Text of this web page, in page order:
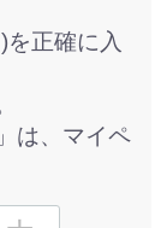
正確に入
は、マイペ